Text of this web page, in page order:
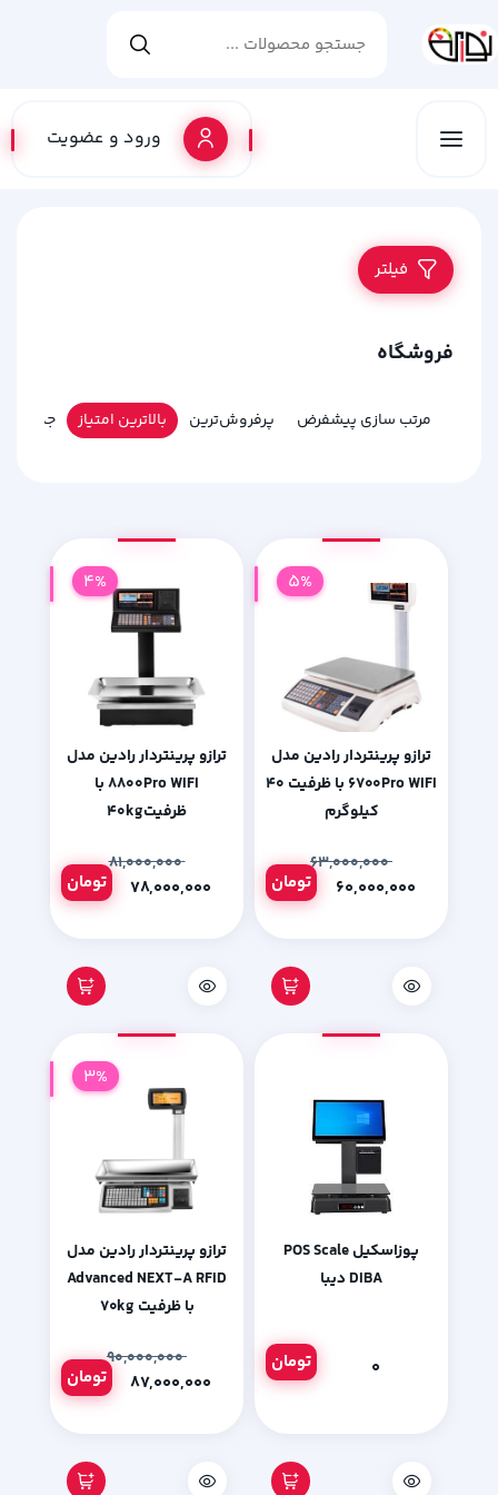
ورود و عضویت
فیلتر
فروشگاه
مرتب سازی پیشفرض پرفروش‌ترین بالاترین امتیاز
ترازو پرینتردار رادین مدل
۶۷۰۰Pro WIFI با ظرفیت ۴۰
کیلوگرم
۶۳,۰۰۰,۰۰۰
تومان
5%
ترازو پرینتردار رادین مدل
۸۸۰۰Pro WIFI با
ظرفیت۴۰kg
۸۱,۰۰۰,۰۰۰
تومان
4%
پوزاسکیل POS Scale
DIBA دیبا
تومان
ترازو پرینتردار رادین مدل
Advanced NEXT-A RFID
با ظرفیت ۷۰kg
۹۰,۰۰۰,۰۰۰
تومان
3%